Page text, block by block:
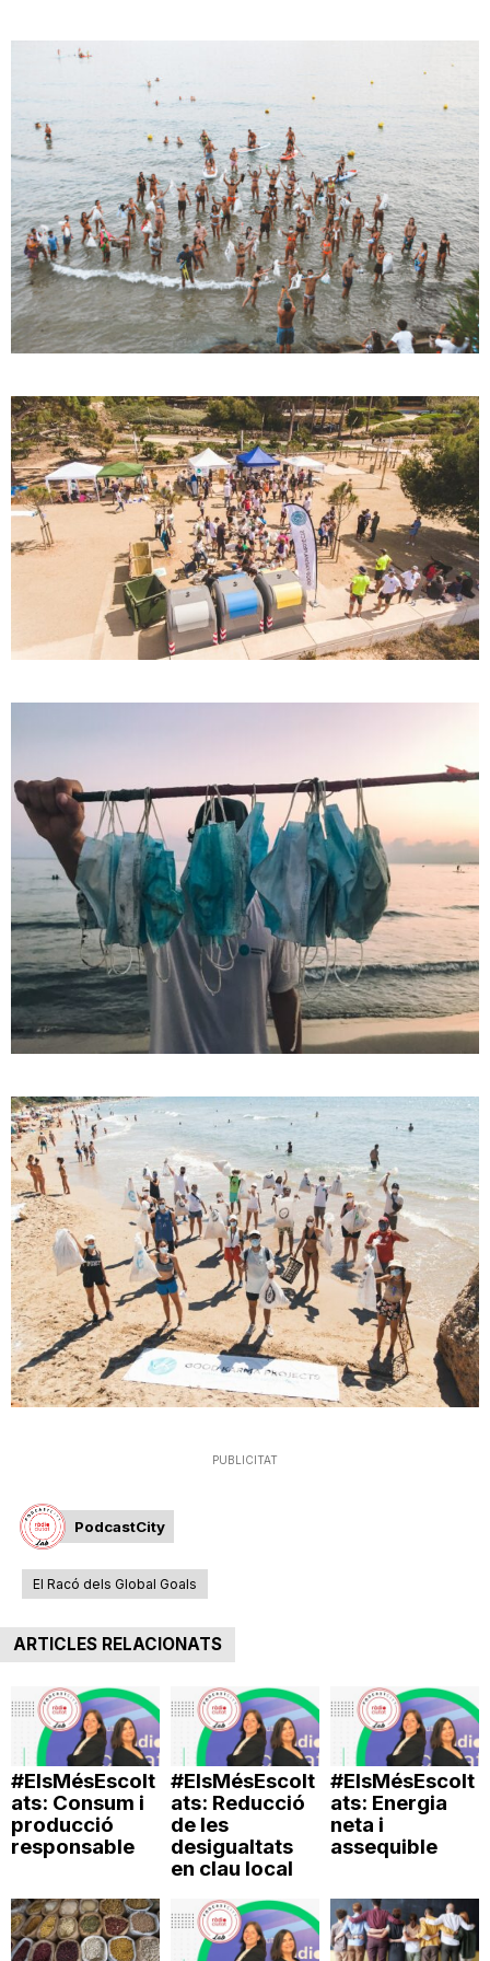
PUBLICITAT
PodcastCity
El Racó dels Global Goals
ARTICLES RELACIONATS
#ElsMésEscolt
ats: Consum i
producció
responsable
#ElsMésEscolt
ats: Reducció
de les
desigualtats
en clau local
#ElsMésEscolt
ats: Energia
neta i
assequible